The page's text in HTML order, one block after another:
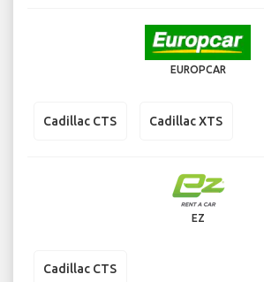
EUROPCAR
Cadillac CTS Cadillac XTS
EZ
Cadillac CTS